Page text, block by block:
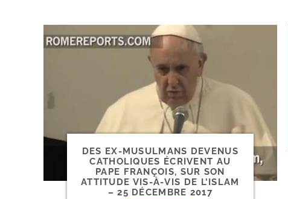
DES EX-​MUSULMANS DEVENUS
CATHOLIQUES ÉCRIVENT AU
PAPE FRANÇOIS, SUR SON
ATTITUDE VIS-​À-​VIS DE L’ISLAM
– 25 DÉCEMBRE 2017